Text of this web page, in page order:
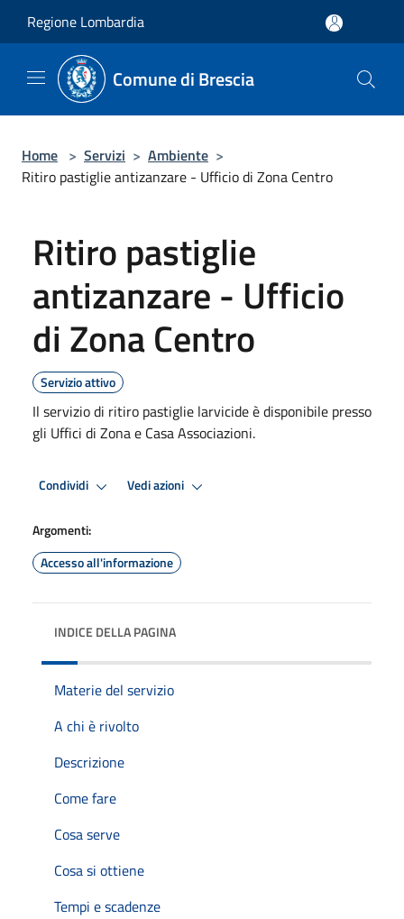
Regione Lombardia
Comune di Brescia
Home > Servizi > Ambiente >
Ritiro pastiglie antizanzare - Ufficio di Zona Centro
Ritiro pastiglie
antizanzare - Ufficio
di Zona Centro
Servizio attivo
Il servizio di ritiro pastiglie larvicide è disponibile presso
gli Uffici di Zona e Casa Associazioni.
Condividi Vedi azioni
Argomenti:
Accesso all'informazione
INDICE DELLA PAGINA
Materie del servizio
A chi è rivolto
Descrizione
Come fare
Cosa serve
Cosa si ottiene
Tempi e scadenze